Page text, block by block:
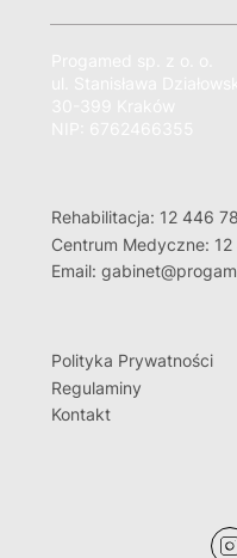
Rehabilitacja: 12 446
Centrum Medyczne:
Email:
Polityka Prywatności
Regulaminy
Kontakt